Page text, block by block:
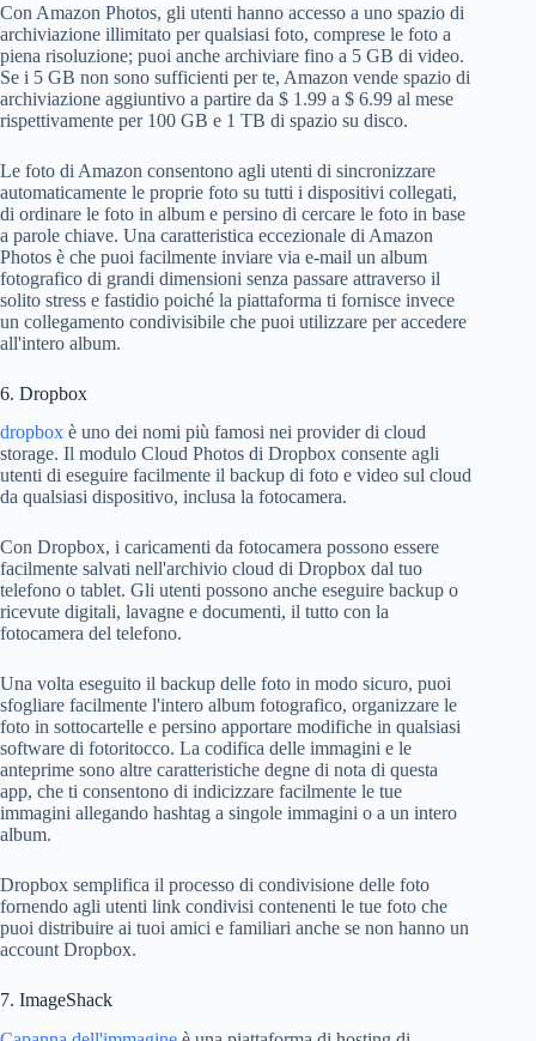
Con Amazon Photos, gli utenti hanno accesso a uno spazio di
archiviazione illimitato per qualsiasi foto, comprese le foto a
piena risoluzione; puoi anche archiviare fino a 5 GB di video.
Se i 5 GB non sono sufficienti per te, Amazon vende spazio di
archiviazione aggiuntivo a partire da $ 1.99 a $ 6.99 al mese
rispettivamente per 100 GB e 1 TB di spazio su disco.
Le foto di Amazon consentono agli utenti di sincronizzare
automaticamente le proprie foto su tutti i dispositivi collegati,
di ordinare le foto in album e persino di cercare le foto in base
a parole chiave. Una caratteristica eccezionale di Amazon
Photos è che puoi facilmente inviare via e-mail un album
fotografico di grandi dimensioni senza passare attraverso il
solito stress e fastidio poiché la piattaforma ti fornisce invece
un collegamento condivisibile che puoi utilizzare per accedere
all'intero album.
6. Dropbox
dropbox è uno dei nomi più famosi nei provider di cloud
storage. Il modulo Cloud Photos di Dropbox consente agli
utenti di eseguire facilmente il backup di foto e video sul cloud
da qualsiasi dispositivo, inclusa la fotocamera.
Con Dropbox, i caricamenti da fotocamera possono essere
facilmente salvati nell'archivio cloud di Dropbox dal tuo
telefono o tablet. Gli utenti possono anche eseguire backup o
ricevute digitali, lavagne e documenti, il tutto con la
fotocamera del telefono.
Una volta eseguito il backup delle foto in modo sicuro, puoi
sfogliare facilmente l'intero album fotografico, organizzare le
foto in sottocartelle e persino apportare modifiche in qualsiasi
software di fotoritocco. La codifica delle immagini e le
anteprime sono altre caratteristiche degne di nota di questa
app, che ti consentono di indicizzare facilmente le tue
immagini allegando hashtag a singole immagini o a un intero
album.
Dropbox semplifica il processo di condivisione delle foto
fornendo agli utenti link condivisi contenenti le tue foto che
puoi distribuire ai tuoi amici e familiari anche se non hanno un
account Dropbox.
7. ImageShack